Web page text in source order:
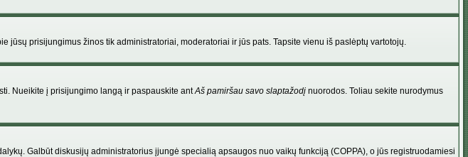
jūsų prisijungimus žinos tik administratoriai, moderatoriai ir jūs pats. Tapsite vienu iš paslėptų vartotojų.
Nueikite į prisijungimo langą ir paspauskite antAš pamiršau savo slaptažodį nuorodos. Toliau sekite nurodymus
Galbūt diskusijų administratorius įjungė specialią apsaugos nuo vaikų funkciją (COPPA), o jūs registruodamiesi